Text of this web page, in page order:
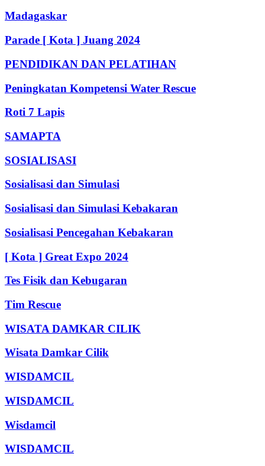
Madagaskar
Parade [ Kota ] Juang 2024
PENDIDIKAN DAN PELATIHAN
Peningkatan Kompetensi Water Rescue
Roti 7 Lapis
SAMAPTA
SOSIALISASI
Sosialisasi dan Simulasi
Sosialisasi dan Simulasi Kebakaran
Sosialisasi Pencegahan Kebakaran
[ Kota ] Great Expo 2024
Tes Fisik dan Kebugaran
Tim Rescue
WISATA DAMKAR CILIK
Wisata Damkar Cilik
WISDAMCIL
WISDAMCIL
Wisdamcil
WISDAMCIL